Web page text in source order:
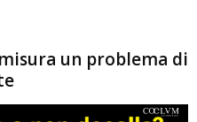
un problema di